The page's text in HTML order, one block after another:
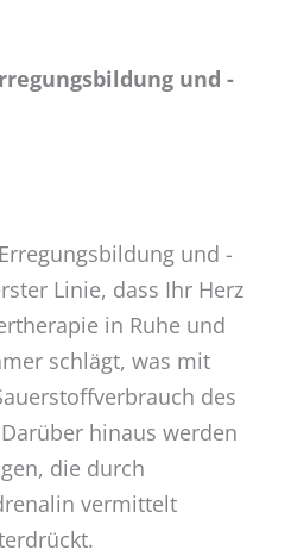
und -
und -
Linie, dass Ihr Herz
in Ruhe und
schlägt, was mit
des
hinaus werden
die durch
vermittelt